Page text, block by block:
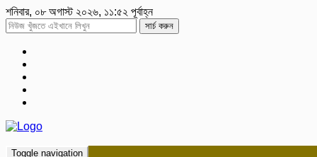
শনিবার, ০৮ অগাস্ট ২০২৬, ১১:৫২ পূর্বাহ্ন
সার্চ করুন
Toggle navigation